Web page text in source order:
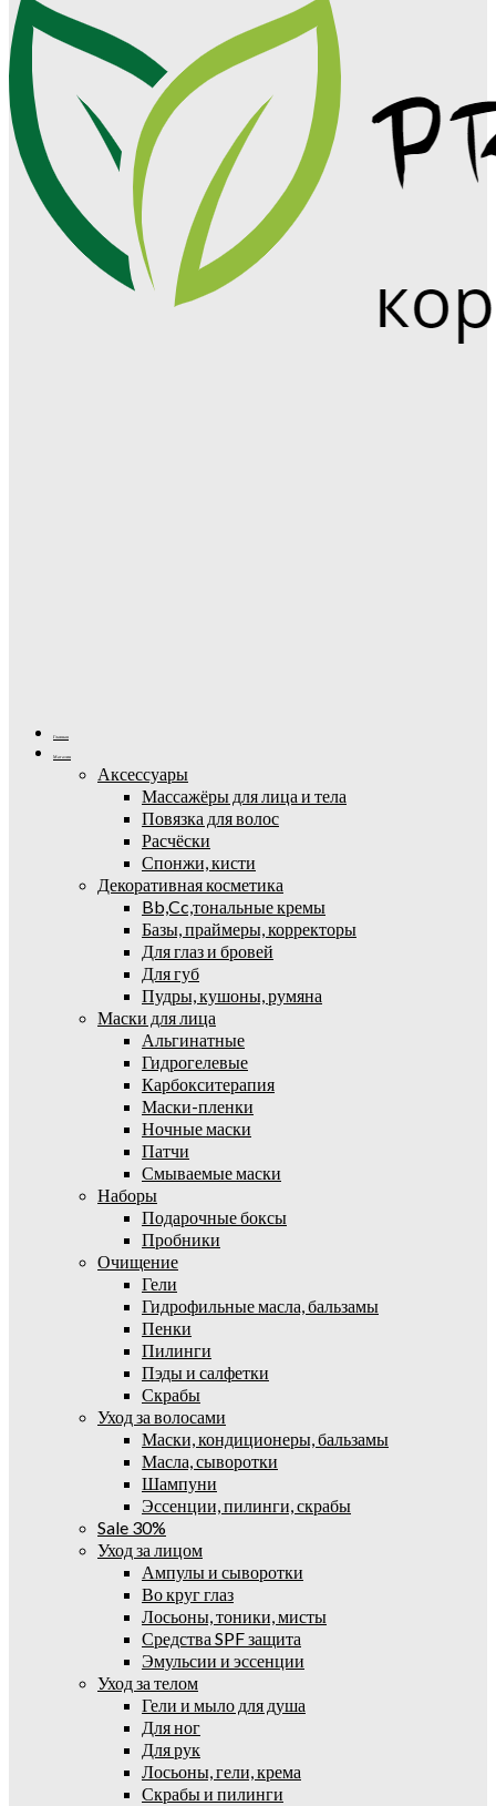
Главная
Магазин
Аксессуары
Массажёры для лица и тела
Повязка для волос
Расчёски
Спонжи, кисти
Декоративная косметика
Bb,Cc,тональные кремы
Базы, праймеры, корректоры
Для глаз и бровей
Для губ
Пудры, кушоны, румяна
Маски для лица
Альгинатные
Гидрогелевые
Карбокситерапия
Маски-пленки
Ночные маски
Патчи
Смываемые маски
Наборы
Подарочные боксы
Пробники
Очищение
Гели
Гидрофильные масла, бальзамы
Пенки
Пилинги
Пэды и салфетки
Скрабы
Уход за волосами
Маски, кондиционеры, бальзамы
Масла, сыворотки
Шампуни
Эссенции, пилинги, скрабы
Sale 30%
Уход за лицом
Ампулы и сыворотки
Во круг глаз
Лосьоны, тоники, мисты
Средства SPF защита
Эмульсии и эссенции
Уход за телом
Гели и мыло для душа
Для ног
Для рук
Лосьоны, гели, крема
Скрабы и пилинги